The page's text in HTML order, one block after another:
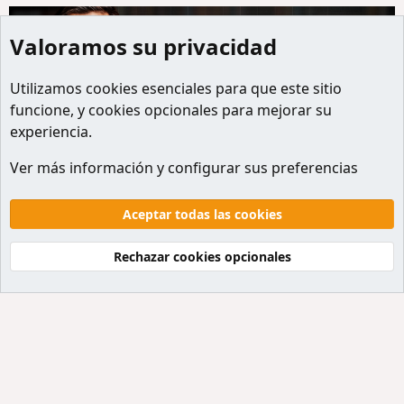
Edición
Default style
Español
Términos y reglas
Politicas de privacidad
Ayuda
Inicio
R
S
S
Community platform by XenForo® © 2010-2026 XenForo Ltd.
Valoramos su privacidad
Utilizamos cookies esenciales para que este sitio
funcione, y cookies opcionales para mejorar su
experiencia.
Ver más información y configurar sus preferencias
Aceptar todas las cookies
Rechazar cookies opcionales